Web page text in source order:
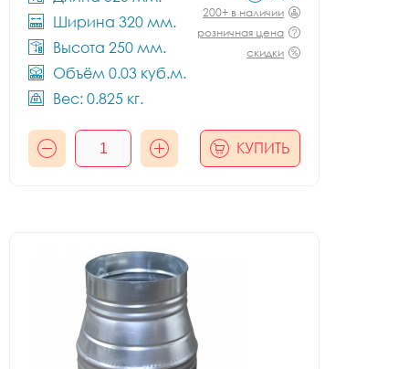
Ширина 320 мм.
Высота 250 мм.
Объём 0.03 куб.м.
Вес: 0.825 кг.
200+ в наличии
розничная цена
скидки
КУПИТЬ